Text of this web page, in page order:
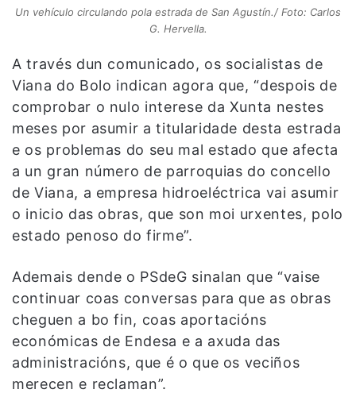
Un vehículo circulando pola estrada de San Agustín./ Foto: Carlos
G. Hervella.
A través dun comunicado, os socialistas de
Viana do Bolo indican agora que, “despois de
comprobar o nulo interese da Xunta nestes
meses por asumir a titularidade desta estrada
e os problemas do seu mal estado que afecta
a un gran número de parroquias do concello
de Viana, a empresa hidroeléctrica vai asumir
o inicio das obras, que son moi urxentes, polo
estado penoso do firme”.
Ademais dende o PSdeG sinalan que “vaise
continuar coas conversas para que as obras
cheguen a bo fin, coas aportacións
económicas de Endesa e a axuda das
administracións, que é o que os veciños
merecen e reclaman”.